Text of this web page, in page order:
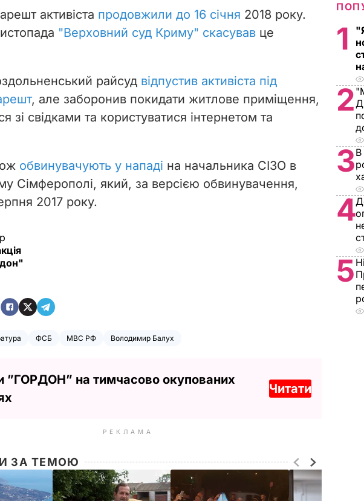
активіста продовжили до 16 січня 2018 року.
"Верховний суд Криму" скасував це
райсуд відпустив активіста під
, але заборонив покидати житлове приміщення,
зі свідками та користуватися інтернетом та
обвинувачують у нападі на начальника СІЗО в
Сімферополі, який, за версією обвинувачення,
2017 року.
ФСБ МВС РФ Володимир Балух
”ГОРДОН” на тимчасово окупованих
Читати
РЕКЛАМА
ЗА ТЕМОЮ
1
2
3В
4
5